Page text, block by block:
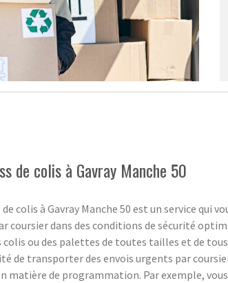
de colis à Gavray Manche 50
colis à Gavray Manche 50 est un service qui
coursier dans des conditions de sécurité
colis ou des palettes de toutes tailles et de
de transporter des envois urgents par
matière de programmation. Par exemple,